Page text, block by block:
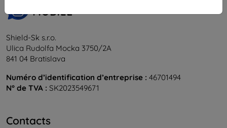
Shield-Sk s.r.o.
Ulica Rudolfa Mocka 3750/2A
841 04 Bratislava
Numéro d’identification d’entreprise : 46701494
N° de TVA : SK2023549671
Contacts